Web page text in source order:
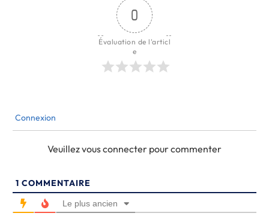
0
Évaluation de l'articl
e
Connexion
Veuillez vous connecter pour commenter
1 COMMENTAIRE
Le plus ancien